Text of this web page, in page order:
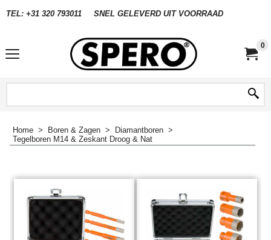
TEL: +31 320 793011 SNEL GELEVERD UIT VOORRAAD
0
Home > Boren & Zagen > Diamantboren >
Tegelboren M14 & Zeskant Droog & Nat